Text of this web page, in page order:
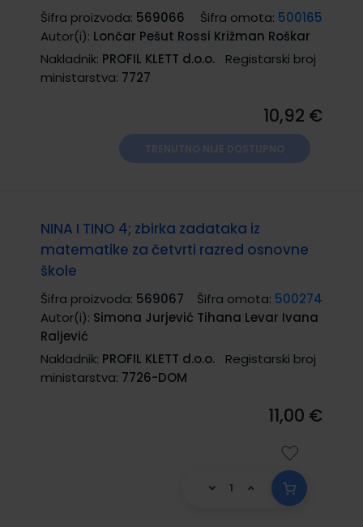
Šifra proizvoda: 569066 Šifra omota: 500165
Autor(i): Lončar Pešut Rossi Križman Roškar
Nakladnik: PROFIL KLETT d.o.o.
Registarski broj
ministarstva: 7727
10,92 €
NINA I TINO 4; zbirka zadataka iz
matematike za četvrti razred osnovne
škole
Šifra proizvoda: 569067 Šifra omota: 500274
Autor(i): Simona Jurjević Tihana Levar Ivana
Raljević
Nakladnik: PROFIL KLETT d.o.o.
Registarski broj
ministarstva: 7726-DOM
11,00 €